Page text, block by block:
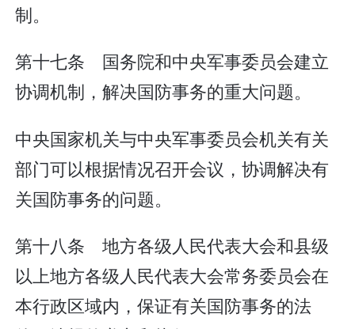
制。
第十七条 国务院和中央军事委员会建立
协调机制，解决国防事务的重大问题。
中央国家机关与中央军事委员会机关有关
部门可以根据情况召开会议，协调解决有
关国防事务的问题。
第十八条 地方各级人民代表大会和县级
以上地方各级人民代表大会常务委员会在
本行政区域内，保证有关国防事务的法